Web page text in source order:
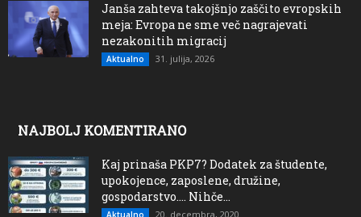
Janša zahteva takojšnjo zaščito evropskih
meja: Evropa ne sme več nagrajevati
nezakonitih migracij
Aktualno 31. julija, 2026
NAJBOLJ KOMENTIRANO
Kaj prinaša PKP7? Dodatek za študente,
upokojence, zaposlene, družine,
gospodarstvo…. Nihče...
20. decembra, 2020